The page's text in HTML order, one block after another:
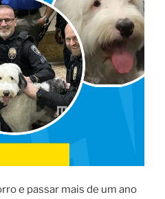
e passar mais de um ano